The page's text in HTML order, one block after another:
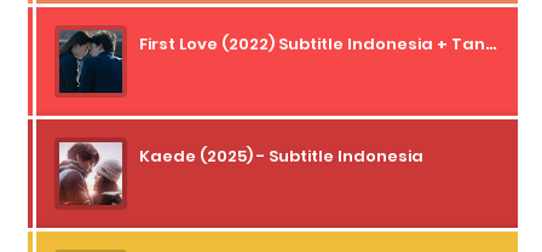
First Love (2022) Subtitle Indonesia + Tanpa Iklan + Streaming + 1080p
Kaede (2025) - Subtitle Indonesia